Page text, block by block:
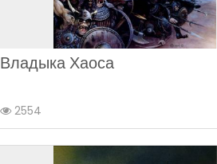
Владыка Хаоса
2554